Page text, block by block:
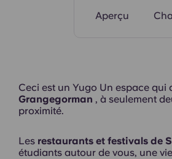
Extérieur
Aperçu
Ceci est un Yugo Un espace
Grangegorman , à seulement
proximité.
Les restaurants et festivals de
étudiants autour de vous, une